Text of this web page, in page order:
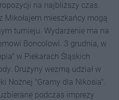
na najbliższy czas.
Mikołajem mieszkańcy mogą
turnieju. Wydarzenie ma na
Boncolowi. 3 grudnia, w
w Piekarach Śląskich
Drużyny wezmą udział w
Nożnej "Gramy dla Nikosia".
podczas imprezy